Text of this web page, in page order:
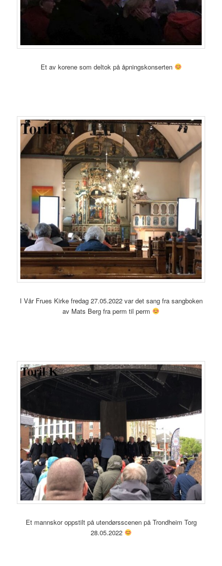
Et av korene som deltok på åpningskonserten
I Vår Frues Kirke fredag 27.05.2022 var det sang fra sangboken
av Mats Berg fra perm til perm
Et mannskor oppstilt på utendørsscenen på Trondheim Torg
28.05.2022